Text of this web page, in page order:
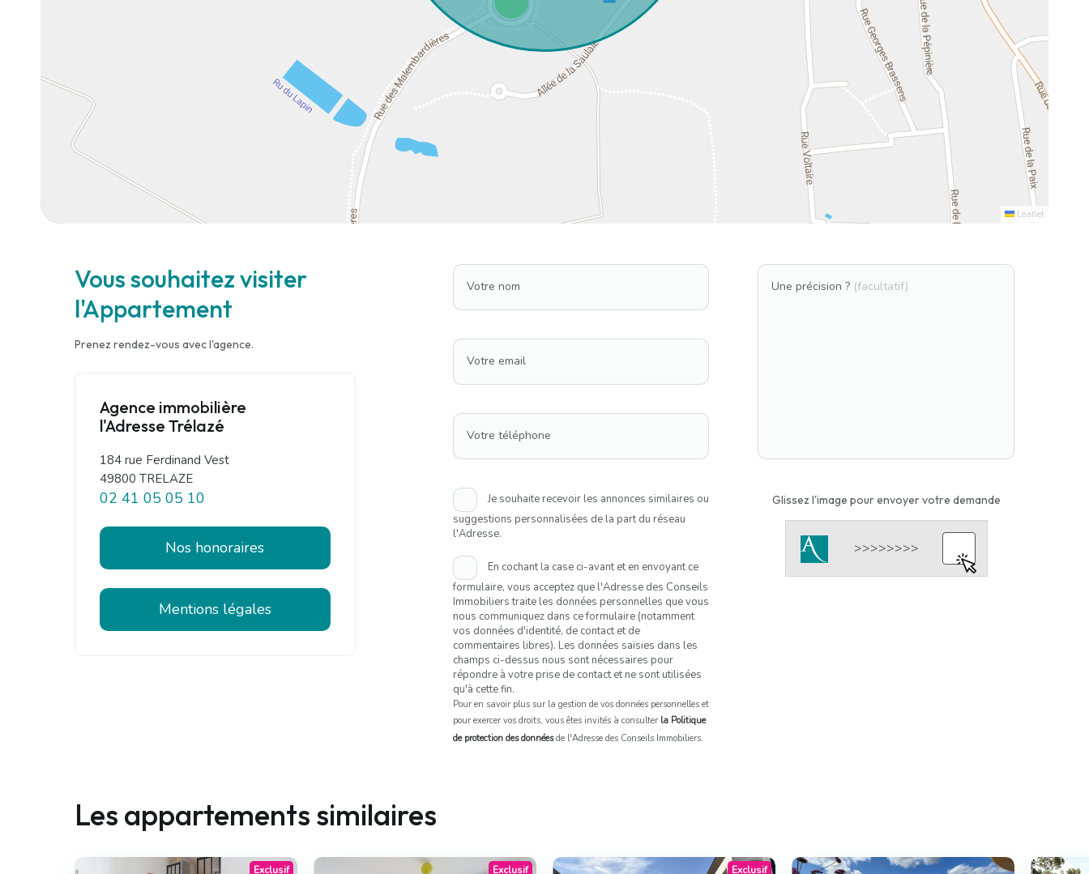
Leaflet
Vous souhaitez visiter
l'Appartement
Prenez rendez-vous avec l'agence.
Agence immobilière
l'Adresse Trélazé
184 rue Ferdinand Vest
49800 TRELAZE
02 41 05 05 10
Nos honoraires
Mentions légales
Votre nom
Votre email
Votre téléphone
Je souhaite recevoir les annonces similaires ou
suggestions personnalisées de la part du réseau
l'Adresse.
En cochant la case ci-avant et en envoyant ce
formulaire, vous acceptez que l'Adresse des Conseils
Immobiliers traite les données personnelles que vous
nous communiquez dans ce formulaire (notamment
vos données d'identité, de contact et de
commentaires libres). Les données saisies dans les
champs ci-dessus nous sont nécessaires pour
répondre à votre prise de contact et ne sont utilisées
qu'à cette fin.
Pour en savoir plus sur la gestion de vos données personnelles et
pour exercer vos droits, vous êtes invités à consulter la Politique
de protection des donnéesde l'Adresse des Conseils Immobiliers.
Une précision ? (facultatif)
Glissez l'image pour envoyer votre demande
Les appartements similaires
Exclusif Exclusif Exclusif